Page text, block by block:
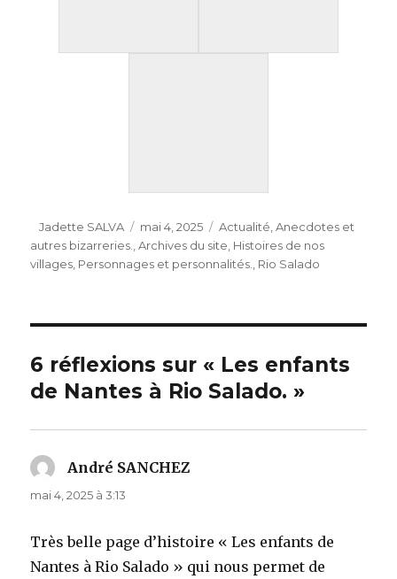
Auteur
Jadette SALVA
Publié
le
mai 4, 2025 Catégories
Actualité ,Anecdotes et
autres bizarreries. ,Archives du site Histoires de nos
villages Personnages et personnalités. Rio Salado
6 réflexions sur « Les enfants
de Nantes à Rio Salado. »
André SANCHEZ
mai 4, 2025 à 3:13
Très belle page d’histoire « Les enfants de
Nantes à Rio Salado » qui nous permet de